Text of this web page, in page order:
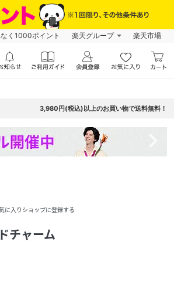
く1000ポイント 楽天グループ 楽天市場
3,980円(税込)以上のお買い物で送料無料！
に入りショップに登録する
チャーム